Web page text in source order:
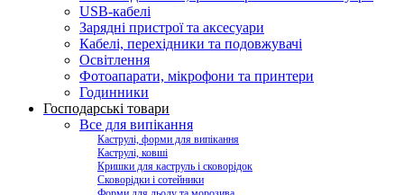
USB-кабелі
Зарядні пристрої та аксесуари
Кабелі, перехідники та подовжувачі
Освітлення
Фотоапарати, мікрофони та принтери
Годинники
Господарські товари
Все для випікання
Каструлі, форми для випікання
Каструлі, ковші
Кришки для каструль і сковорідок
Сковорідки і сотейники